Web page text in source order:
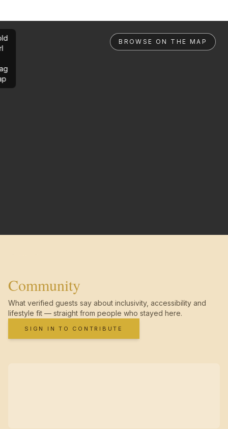
BROWSE ON THE MAP
Community
What verified guests say about inclusivity, accessibility and
lifestyle fit — straight from people who stayed here.
SIGN IN TO CONTRIBUTE